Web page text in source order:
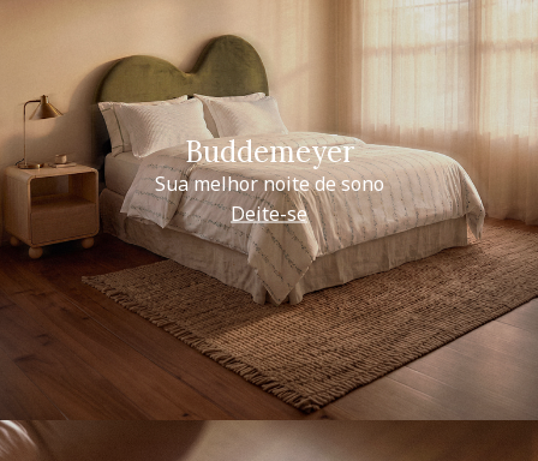
Buddemeyer
Sua melhor noite de sono
Deite-se